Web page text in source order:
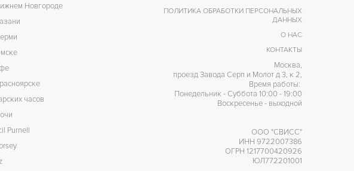
Новгороде
часов
Purnell
ПОЛИТИКА ОБРАБОТКИ ПЕРСОНАЛЬНЫХ
ДАННЫХ
О НАС
КОНТАКТЫ
Москва,
проезд Завода Серп и Молот д 3, к 2,
Время работы:
Понедельник - Суббота 10:00 - 19:00
Воскресенье - выходной
ООО "СВИСС"
ИНН 9722007386
ОГРН 1217700420926
ЮЛ772201001